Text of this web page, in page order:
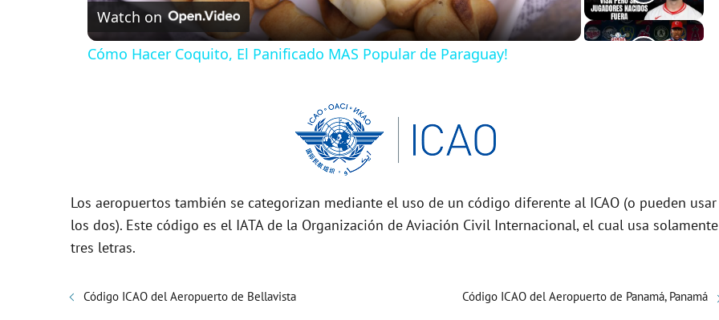
a
V
i
d
Watch on
Cómo Hacer Coquito, El Panificado MAS Popular de Paraguay!
Los aeropuertos también se categorizan mediante el uso de un código diferente al ICAO (o pueden usar
los dos). Este código es el IATA de la Organización de Aviación Civil Internacional, el cual usa solamente
tres letras.
Código ICAO del Aeropuerto de Bellavista Código ICAO del Aeropuerto de Panamá, Panamá